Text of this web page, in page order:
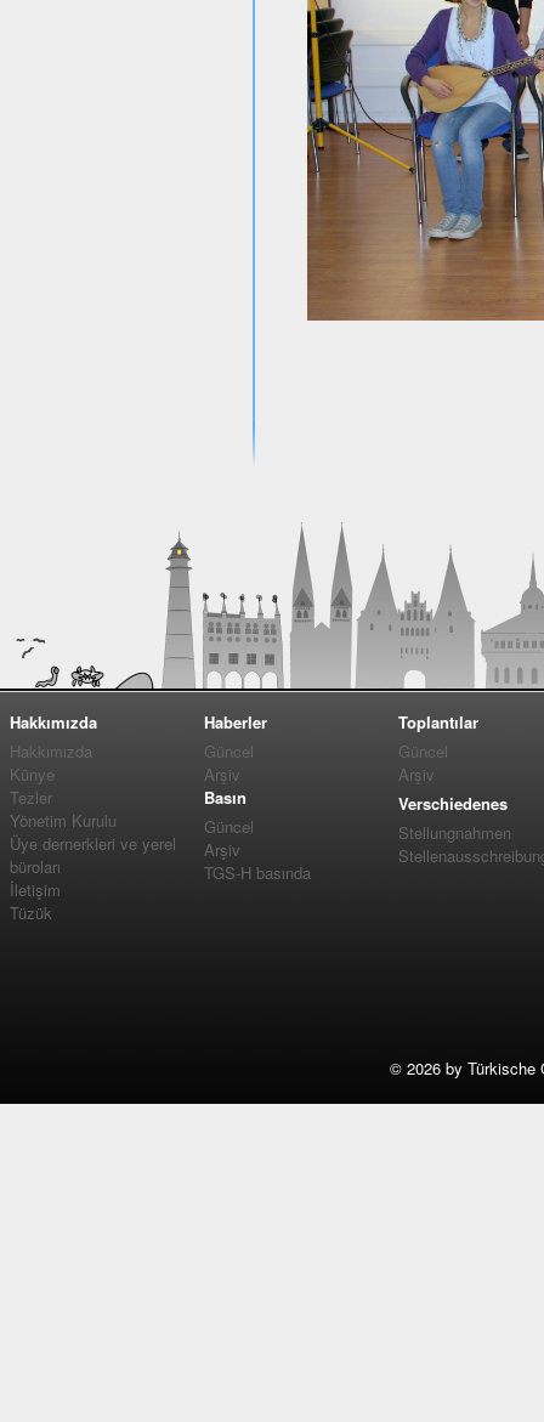
Hakkımızda
Hakkımızda
Künye
Tezler
Yönetim Kurulu
Üye dernerkleri ve yerel
büroları
İletişim
Tüzük
Haberler
Güncel
Arşiv
Basın
Güncel
Arşiv
TGS-H basında
Toplantılar
Güncel
Arşiv
Verschiedenes
Stellungnahmen
© 2026 by Türkische